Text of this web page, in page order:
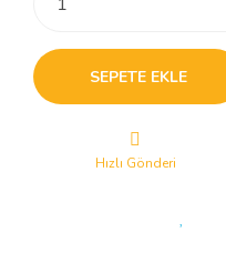
SEPETE EKLE
Hızlı Gönderi